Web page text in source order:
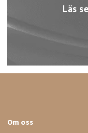
Läs
Om oss